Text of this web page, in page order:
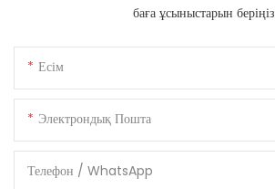
баға ұсыныстарын беріңіз
Есім
Электрондық Пошта
Телефон / WhatsApp